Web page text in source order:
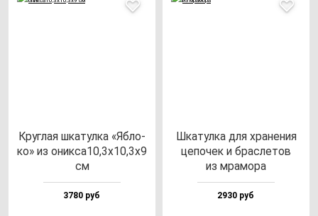
Круг­лая шка­тул­ка «Ябло­
ко» из оник­са10,3х10,3х9
см
3780 руб
Шка­тул­ка для хра­не­ния
це­по­чек и брас­ле­тов
из мра­мо­ра
2930 руб